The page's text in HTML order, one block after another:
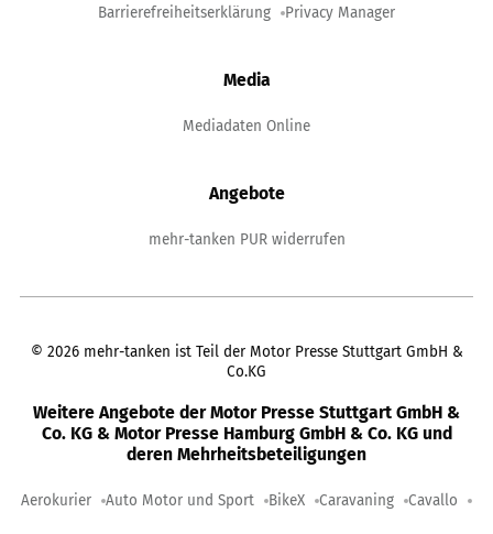
Barrierefreiheitserklärung Privacy Manager
Media
Mediadaten Online
Angebote
mehr-tanken PUR widerrufen
© 2026 mehr-tanken ist Teil der Motor Presse Stuttgart GmbH &
Co.KG
Weitere Angebote der Motor Presse Stuttgart GmbH &
Co. KG & Motor Presse Hamburg GmbH & Co. KG und
deren Mehrheitsbeteiligungen
Aerokurier Auto Motor und Sport BikeX Caravaning Cavallo